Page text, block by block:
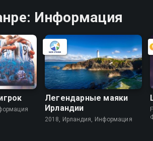
Информация
Легендарные маяки
Ирландии
2018, Ирландия, Информация